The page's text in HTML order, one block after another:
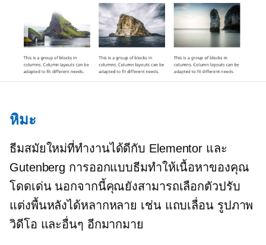
หิมะ
ธีมสมัยใหม่ที่ทำงานได้ดีกับ Elementor และ
Gutenberg การออกแบบธีมทำให้เนื้อหาของคุณ
โดดเด่น นอกจากนี้คุณยังสามารถเลือกตัวปรับ
แต่งพื้นหลังได้หลากหลาย เช่น แถบเลื่อน รูปภาพ
วิดีโอ และอื่นๆ อีกมากมาย